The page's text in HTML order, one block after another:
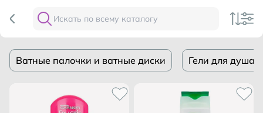
Ватные палочки и ватные диски Гели для душа